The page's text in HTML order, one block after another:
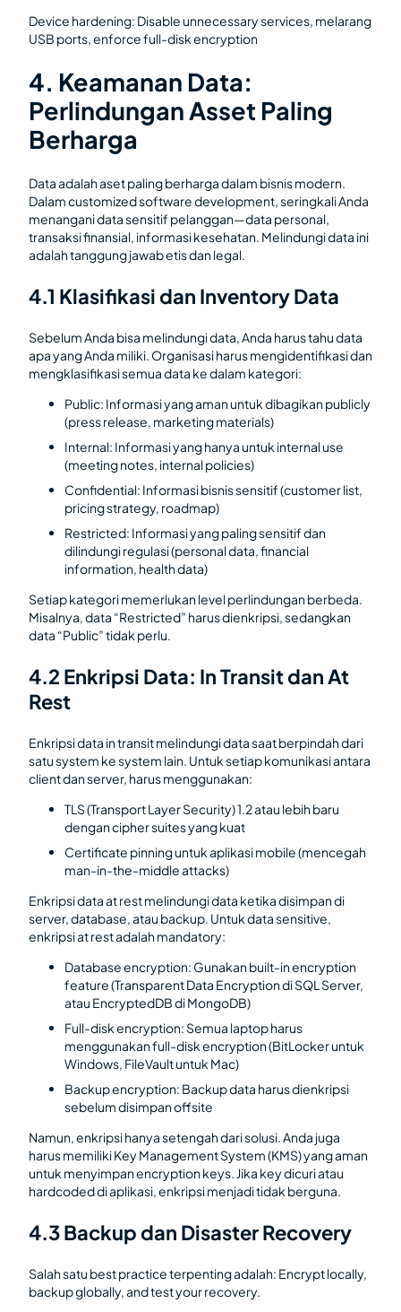
Device hardening: Disable unnecessary services, melarang
USB ports, enforce full-disk encryption
4. Keamanan Data:
Perlindungan Asset Paling
Berharga
Data adalah aset paling berharga dalam bisnis modern.
Dalam customized software development, seringkali Anda
menangani data sensitif pelanggan—data personal,
transaksi finansial, informasi kesehatan. Melindungi data ini
adalah tanggung jawab etis dan legal.
4.1 Klasifikasi dan Inventory Data
Sebelum Anda bisa melindungi data, Anda harus tahu data
apa yang Anda miliki. Organisasi harus mengidentifikasi dan
mengklasifikasi semua data ke dalam kategori:
Public: Informasi yang aman untuk dibagikan publicly
(press release, marketing materials)
Internal: Informasi yang hanya untuk internal use
(meeting notes, internal policies)
Confidential: Informasi bisnis sensitif (customer list,
pricing strategy, roadmap)
Restricted: Informasi yang paling sensitif dan
dilindungi regulasi (personal data, financial
information, health data)
Setiap kategori memerlukan level perlindungan berbeda.
Misalnya, data “Restricted” harus dienkripsi, sedangkan
data “Public” tidak perlu.
4.2 Enkripsi Data: In Transit dan At
Rest
Enkripsi data in transit melindungi data saat berpindah dari
satu system ke system lain. Untuk setiap komunikasi antara
client dan server, harus menggunakan:
TLS (Transport Layer Security) 1.2 atau lebih baru
dengan cipher suites yang kuat
Certificate pinning untuk aplikasi mobile (mencegah
man-in-the-middle attacks)
Enkripsi data at rest melindungi data ketika disimpan di
server, database, atau backup. Untuk data sensitive,
enkripsi at rest adalah mandatory:
Database encryption: Gunakan built-in encryption
feature (Transparent Data Encryption di SQL Server,
atau EncryptedDB di MongoDB)
Full-disk encryption: Semua laptop harus
menggunakan full-disk encryption (BitLocker untuk
Windows, FileVault untuk Mac)
Backup encryption: Backup data harus dienkripsi
sebelum disimpan offsite
Namun, enkripsi hanya setengah dari solusi. Anda juga
harus memiliki Key Management System (KMS) yang aman
untuk menyimpan encryption keys. Jika key dicuri atau
hardcoded di aplikasi, enkripsi menjadi tidak berguna.
4.3 Backup dan Disaster Recovery
Salah satu best practice terpenting adalah: Encrypt locally,
backup globally, and test your recovery.